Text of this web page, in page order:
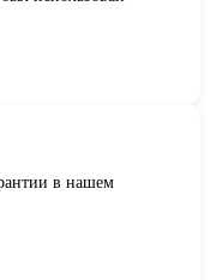
в нашем